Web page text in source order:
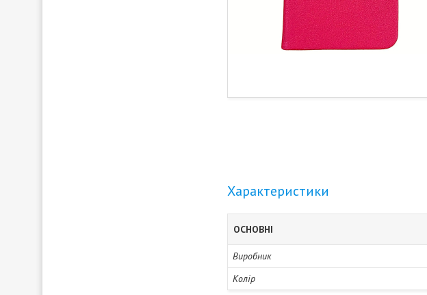
Характеристики
ОСНОВНІ
Виробник
Колір